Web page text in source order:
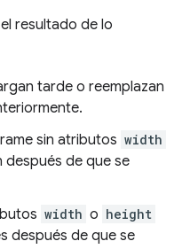
resultado de lo
tarde o reemplazan
sin atributos width
después de que se
width o height
después de que se